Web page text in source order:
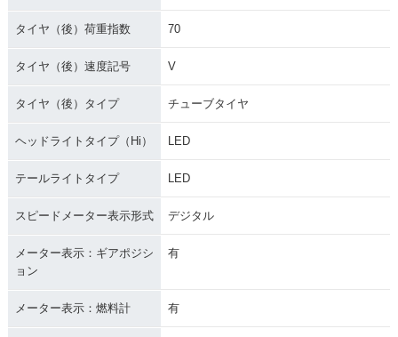
タイヤ（後）荷重指数 70
タイヤ（後）速度記号 V
タイヤ（後）タイプ チューブタイヤ
ヘッドライトタイプ（Hi） LED
テールライトタイプ LED
スピードメーター表示形式 デジタル
メーター表示：ギアポジシ
ョン
有
メーター表示：燃料計 有